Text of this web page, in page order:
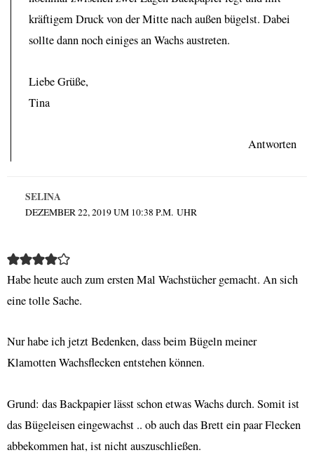
kräftigem Druck von der Mitte nach außen bügelst. Dabei
sollte dann noch einiges an Wachs austreten.
Liebe Grüße,
Tina
Antworten
SELINA
DEZEMBER 22, 2019 UM 10:38 P.M. UHR
Habe heute auch zum ersten Mal Wachstücher gemacht. An sich
eine tolle Sache.
Nur habe ich jetzt Bedenken, dass beim Bügeln meiner
Klamotten Wachsflecken entstehen können.
Grund: das Backpapier lässt schon etwas Wachs durch. Somit ist
das Bügeleisen eingewachst .. ob auch das Brett ein paar Flecken
abbekommen hat, ist nicht auszuschließen.